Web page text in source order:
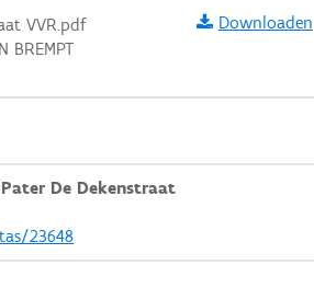
VVR.pdf
BREMPT
Downloaden
De Dekenstraat
23648